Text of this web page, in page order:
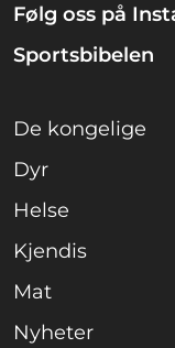
Følg oss på
Sportsbibelen
De kongelige
Dyr
Helse
Kjendis
Mat
Nyheter